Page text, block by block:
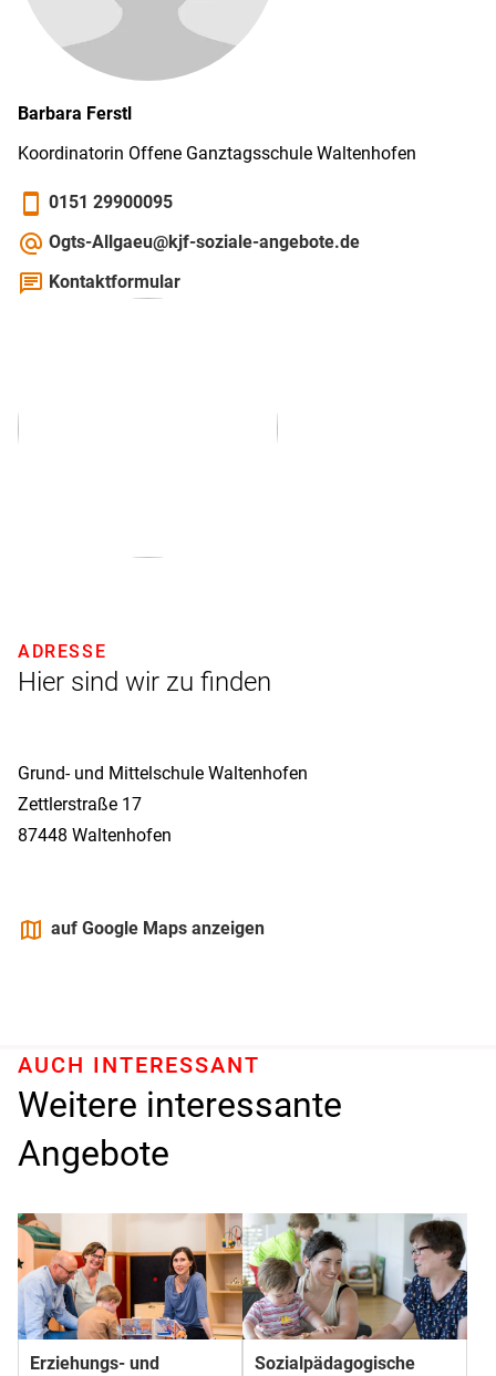
Barbara Ferstl
Koordinatorin Offene Ganz­tags­schule Walten­hofen
smartphone 0151 29900095
alternate_email Ogts-Allgaeu@kjf-soziale-angebote.de
chat Kontaktformular
Hier sind wir zu finden
ADRESSE
Grund- und Mittelschule Waltenhofen
Zettlerstraße 17
87448 Waltenhofen
mapsauf Google Maps anzeigen
Weitere interessante
Angebote
AUCH INTERESSANT
Erziehungs- und
Sozial­pädago­gische